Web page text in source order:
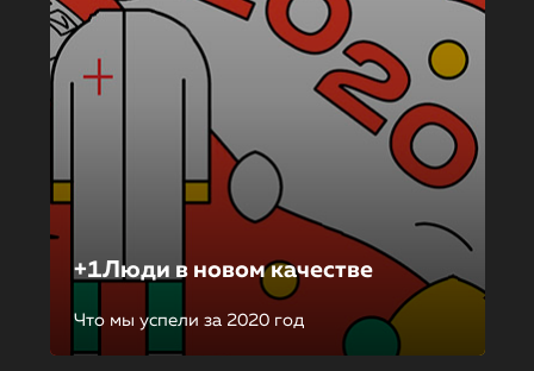
+1Люди в новом качестве
Что мы успели за 2020 год